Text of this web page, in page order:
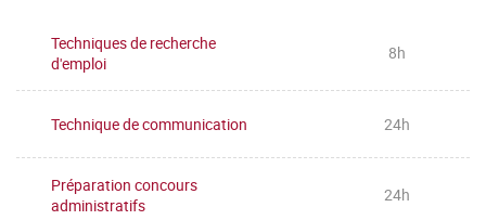
Techniques de recherche
d'emploi
8h
Technique de communication 24h
Préparation concours
administratifs
24h